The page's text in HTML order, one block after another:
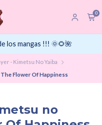
0
los mangas !!! 🌞🌻🌺
- Kimetsu No Yaiba
The Flower Of Happiness
no